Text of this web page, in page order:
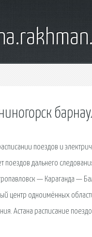
поездов и
поездов дальнего
— Караганда —
центр одноимённых
Астана расписание